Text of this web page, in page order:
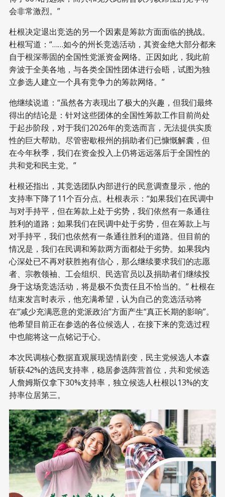
会非常激烈。”
杜根决定退出竞选的另一个因素是筹款方面面临的挑战。
杜根写道：“……如今的州长竞选活动，其资金绝大部分都来
自于根深蒂固的全国性党派资金网络。正因如此，我此前
奔波于全美各地，与各类全国性团体进行会晤，试图为独
立参选人建立一个具有竞争力的筹款网络。”
他继续说道：“虽然各方表现出了极大的兴趣，但我们最终
得出的结论是：针对这些团体的全国性筹款工作目前尚处
于起步阶段，对于我们2026年的竞选而言，无法提供实质
性的巨大帮助。尽管密歇根州的捐助者们已慷慨解囊，但
在今年秋季，我们在资金投入上仍将远远落后于全国性的
共和党和民主党。”
杜根还指出，其竞选团队内部进行的民意调查显示，他的
支持率下降了11个百分点。杜根表示：“如果我们在民调中
与对手持平​​，但在筹款上处于劣势，我们依然有一条通往
胜利的道路；如果我们在民调中处于劣势，但在筹款上与
对手持平​​，我们也依然有一条通往胜利的道路。但目前的
情况是，我们在民调和筹款两方面都处于劣势。如果我内
心深处已不再对获胜抱有信心，那么继续要求我们的志愿
者、宗教领袖、工会组织、民选官员以及捐助者们继续投
身于这场竞选活动，将是极不负责任且不恰当的。” 杜根在
结束发言时表示，他充满希望，认为自己的竞选活动将
在“减少充满恶意的党派政治”方面产生“真正长期的影响”。
他希望目前正在参选的各位候选人，在接下来的竞选过程
中也能将这一点铭记于心。
本次民调核心数据直观展现选情剧变，民主党候选人本森
斩获42%的选民支持率，稳居参选阵营首位，共和党候选
人詹姆斯仅拿下30%支持率，独立候选人杜根以13%的支
持率位居第三。